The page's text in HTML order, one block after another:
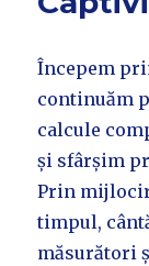
Începem
continuăm
calcule
și sfârșim
Prin
timpul,
măsurători